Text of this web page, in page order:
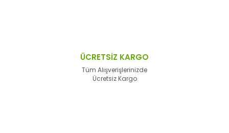
ÜCRETSİZ KARGO
Tüm Alışverişlerinizde
Ücretsiz Kargo